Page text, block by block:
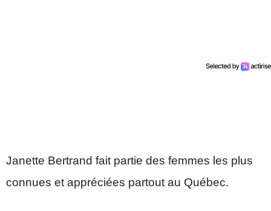
Janette Bertrand fait partie des femmes les plus
connues et appréciées partout au Québec.